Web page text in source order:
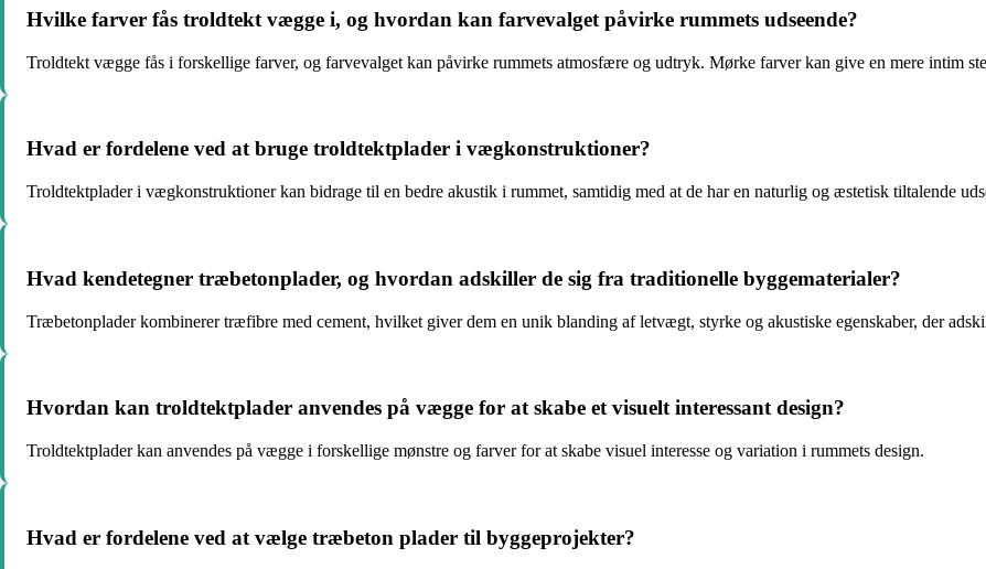
Hvilke farver fås troldtekt vægge i, og hvordan kan farvevalget påvirke rummets udseende?
Troldtekt vægge fås i forskellige farver, og farvevalget kan påvirke rummets atmosfære og udtryk. Mørke farver kan give en mere intim
Hvad er fordelene ved at bruge troldtektplader i vægkonstruktioner?
Troldtektplader i vægkonstruktioner kan bidrage til en bedre akustik i rummet, samtidig med at de har en naturlig og æstetisk tiltalende
Hvad kendetegner træbetonplader, og hvordan adskiller de sig fra traditionelle byggematerialer?
Træbetonplader kombinerer træfibre med cement, hvilket giver dem en unik blanding af letvægt, styrke og akustiske egenskaber, der
Hvordan kan troldtektplader anvendes på vægge for at skabe et visuelt interessant design?
Troldtektplader kan anvendes på vægge i forskellige mønstre og farver for at skabe visuel interesse og variation i rummets design.
Hvad er fordelene ved at vælge træbeton plader til byggeprojekter?